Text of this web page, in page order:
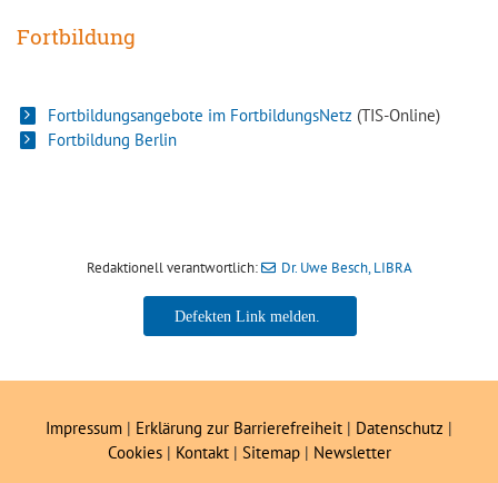
Fortbildung
Fortbildungsangebote im FortbildungsNetz (TIS-Online)
Fortbildung Berlin
Redaktionell verantwortlich: Dr. Uwe Besch, LIBRA
Dr. Uwe Besch, LIBRA
Impressum | Erklärung zur Barrierefreiheit | Datenschutz |
Cookies| Kontakt | Sitemap| Newsletter